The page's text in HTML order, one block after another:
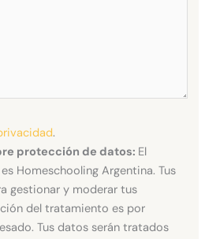
.
protección de datos: El
Homeschooling Argentina. Tus
gestionar y moderar tus
del tratamiento es por
Tus datos serán tratados